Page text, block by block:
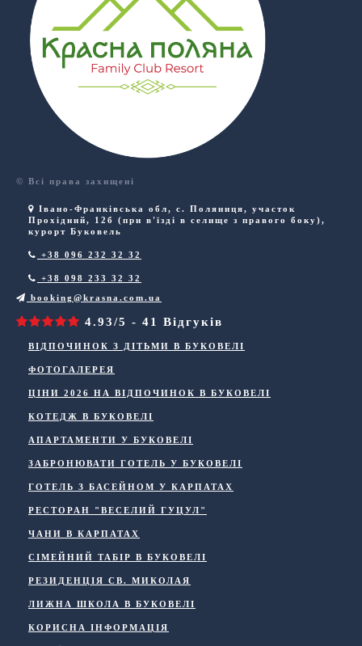
© Всі права захищені
Івано-Франківська обл, с. Поляниця, участок
Прохідний, 12б (при в'їзді в селище з правого боку),
курорт Буковель
+38 096 232 32 32
+38 098 233 32 32
booking@krasna.com.ua
4.93/5 - 41 Відгуків
ВІДПОЧИНОК З ДІТЬМИ В БУКОВЕЛІ
ФОТОГАЛЕРЕЯ
ЦІНИ 2026 НА ВІДПОЧИНОК В БУКОВЕЛІ
КОТЕДЖ В БУКОВЕЛІ
АПАРТАМЕНТИ У БУКОВЕЛІ
ЗАБРОНЮВАТИ ГОТЕЛЬ У БУКОВЕЛІ
ГОТЕЛЬ З БАСЕЙНОМ У КАРПАТАХ
РЕСТОРАН "ВЕСЕЛИЙ ГУЦУЛ"
ЧАНИ В КАРПАТАХ
СІМЕЙНИЙ ТАБІР В БУКОВЕЛІ
РЕЗИДЕНЦІЯ СВ. МИКОЛАЯ
ЛИЖНА ШКОЛА В БУКОВЕЛІ
КОРИСНА ІНФОРМАЦІЯ